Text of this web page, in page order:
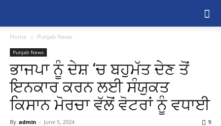
Home Punjab News
Punjab News
ਭਾਜਪਾ ਨੂੰ ਦੇਸ਼ ‘ਚ ਬਹੁਮੱਤ ਦੇਣ ਤੋਂ
ਇਨਕਾਰ ਕਰਨ ਲਈ ਸੰਯੁਕਤ
ਕਿਸਾਨ ਮੋਰਚਾ ਵੱਲੋਂ ਵੋਟਰਾਂ ਨੂੰ ਵਧਾਈ
By admin - June 5, 2024 9